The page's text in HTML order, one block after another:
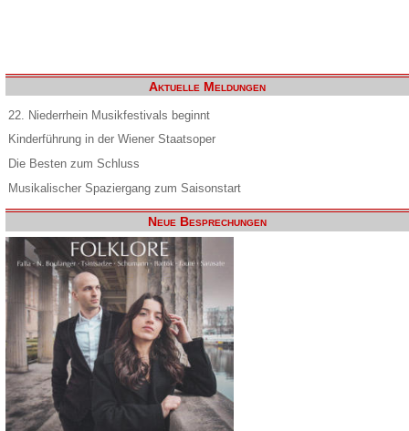
Aktuelle Meldungen
22. Niederrhein Musikfestivals beginnt
Kinderführung in der Wiener Staatsoper
Die Besten zum Schluss
Musikalischer Spaziergang zum Saisonstart
Neue Besprechungen